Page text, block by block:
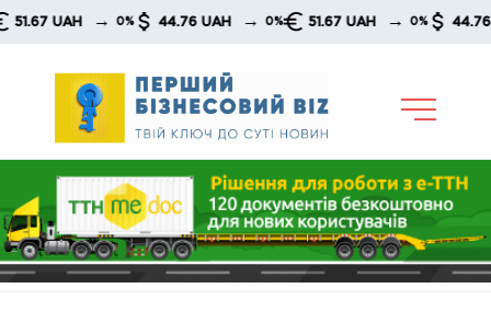
Skip
UAH → 0% 44.76 UAH → 0% 51.67 UAH → 0% 44.76 UAH